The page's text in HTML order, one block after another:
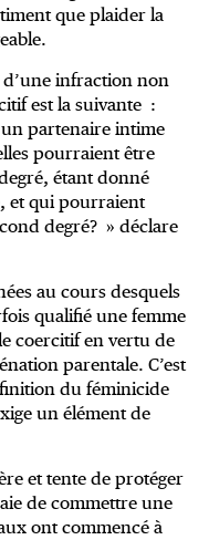
que plaider la
infraction non
est la suivante :
un partenaire intime
pourraient être
étant donné
et qui pourraient
degré? » déclare
au cours desquels
qualifié une femme
coercitif en vertu de
parentale. C’est
du féminicide
un élément de
et tente de protéger
de commettre une
ont commencé à